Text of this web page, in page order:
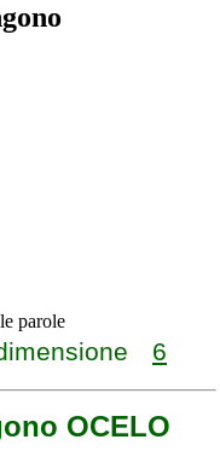
parole
6
OCELO